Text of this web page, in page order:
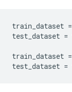
train_dataset =
test_dataset =
train_dataset =
test_dataset =